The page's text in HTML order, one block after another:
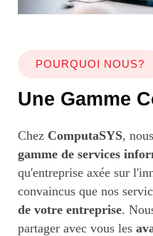
POURQUOI NOUS?
Une Gamme
Chez ComputaSYS,
gamme de services
qu'entreprise axée sur
convaincus que nos
de votre entreprise.
partager avec vous les